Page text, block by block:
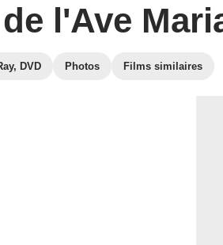
l'Ave
DVD Photos Films similaires